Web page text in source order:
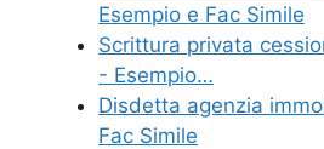
Esempio e Fac Simile
Scrittura privata
- Esempio…
Disdetta agenzia
Fac Simile